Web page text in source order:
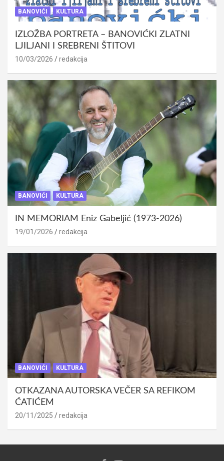
BANOVIĆI KULTURA
IZLOŽBA PORTRETA – BANOVIĆKI ZLATNI
LJILJANI I SREBRENI ŠTITOVI
10/03/2026 redakcija
BANOVIĆI KULTURA
IN MEMORIAM Eniz Gabeljić (1973-2026)
19/01/2026 redakcija
BANOVIĆI KULTURA
OTKAZANA AUTORSKA VEČER SA REFIKOM
ĆATIĆEM
20/11/2025 redakcija